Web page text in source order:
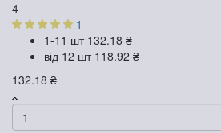
4
1
1-11 шт 132.18 ₴
від 12 шт 118.92 ₴
132.18 ₴